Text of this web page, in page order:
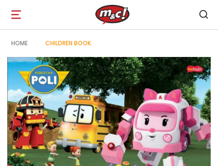
Open
navigation
HOME CHILDREN BOOK